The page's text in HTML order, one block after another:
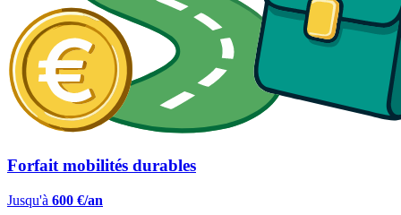
Forfait mobilités durables
Jusqu'à 600 €/an